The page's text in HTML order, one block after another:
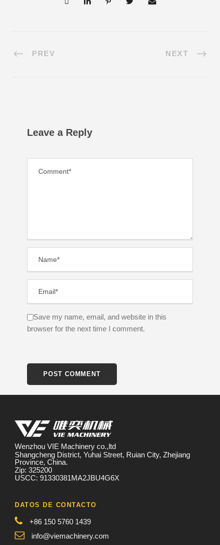
PREV NEXT
Leave a Reply
Save my name, email, and website in this
browser for the next time I comment.
Wenzhou VIE Machinery co.,ltd
Shangcheng District, Yuhai Street, Ruian City, Zhejiang
Province, China.
Zip: 325200
USCC: 91330381MA2JBU4G6X
DATOS DE CONTACTO
+86 150 5760 1439
info@viemachinery.com